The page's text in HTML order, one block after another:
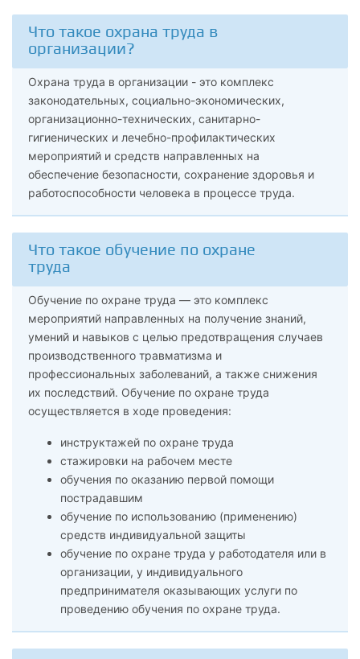
Что такое охрана труда в
организации?
Охрана труда в организации - это комплекс
законодательных, социально-экономических,
организационно-технических, санитарно-
гигиенических и лечебно-профилактических
мероприятий и средств направленных на
обеспечение безопасности, сохранение здоровья и
работоспособности человека в процессе труда.
Что такое обучение по охране
труда
Обучение по охране труда — это комплекс
мероприятий направленных на получение знаний,
умений и навыков с целью предотвращения случаев
производственного травматизма и
профессиональных заболеваний, а также снижения
их последствий. Обучение по охране труда
осуществляется в ходе проведения:
инструктажей по охране труда
стажировки на рабочем месте
обучения по оказанию первой помощи
пострадавшим
обучение по использованию (применению)
средств индивидуальной защиты
обучение по охране труда у работодателя или в
организации, у индивидуального
предпринимателя оказывающих услуги по
проведению обучения по охране труда.